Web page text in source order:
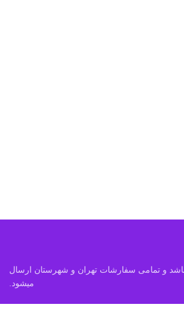
و تمامی سفارشات تهران و شهرستان ارسال
میشود.